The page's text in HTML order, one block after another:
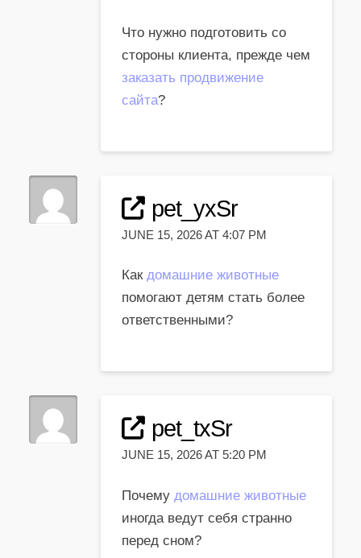
Что нужно подготовить со
стороны клиента, прежде чем
заказать продвижение
сайта?
pet_yxSr
JUNE 15, 2026 AT 4:07 PM
Какдомашние животные
помогают детям стать более
ответственными?
pet_txSr
JUNE 15, 2026 AT 5:20 PM
Почему домашние животные
иногда ведут себя странно
перед сном?